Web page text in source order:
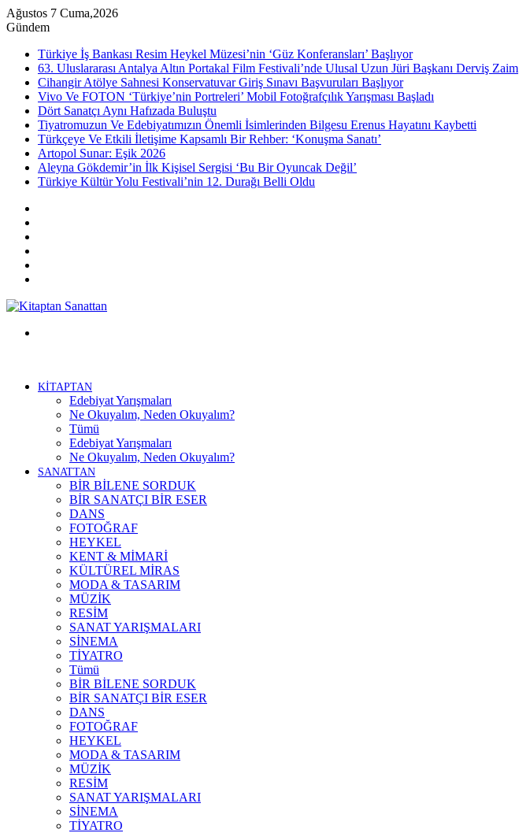
Ağustos 7 Cuma,2026
Gündem
Türkiye İş Bankası Resim Heykel Müzesi’nin ‘Güz Konferansları’ Başlıyor
63. Uluslararası Antalya Altın Portakal Film Festivali’nde Ulusal Uzun Jüri Başkanı Derviş Zaim
Cihangir Atölye Sahnesi Konservatuvar Giriş Sınavı Başvuruları Başlıyor
Vivo Ve FOTON ‘Türkiye’nin Portreleri’ Mobil Fotoğrafçılık Yarışması Başladı
Dört Sanatçı Aynı Hafızada Buluştu
Tiyatromuzun Ve Edebiyatımızın Önemli İsimlerinden Bilgesu Erenus Hayatını Kaybetti
Türkçeye Ve Etkili İletişime Kapsamlı Bir Rehber: ‘Konuşma Sanatı’
Artopol Sunar: Eşik 2026
Aleyna Gökdemir’in İlk Kişisel Sergisi ‘Bu Bir Oyuncak Değil’
Türkiye Kültür Yolu Festivali’nin 12. Durağı Belli Oldu
KİTAPTAN
Edebiyat Yarışmaları
Ne Okuyalım, Neden Okuyalım?
Tümü
Edebiyat Yarışmaları
Ne Okuyalım, Neden Okuyalım?
SANATTAN
BİR BİLENE SORDUK
BİR SANATÇI BİR ESER
DANS
FOTOĞRAF
HEYKEL
KENT & MİMARİ
KÜLTÜREL MİRAS
MODA & TASARIM
MÜZİK
RESİM
SANAT YARIŞMALARI
SİNEMA
TİYATRO
Tümü
BİR BİLENE SORDUK
BİR SANATÇI BİR ESER
DANS
FOTOĞRAF
HEYKEL
MODA & TASARIM
MÜZİK
RESİM
SANAT YARIŞMALARI
SİNEMA
TİYATRO